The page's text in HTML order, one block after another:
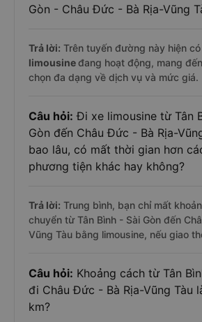
Gòn - Châu Đức - Bà Rịa-Vũng
Trả lời: Trên tuyến đường này hiện có
limousineđang hoạt động, mang
chọn đa dạng về dịch vụ và mức giá.
Câu hỏi: Đi xe limousine từ Tân
Gòn đến Châu Đức - Bà Rịa-
bao lâu, có mất thời gian hơn
phương tiện khác hay không?
Trả lời: Trung bình, bạn chỉ mất
chuyển từ Tân Bình - Sài Gòn đến
Vũng Tàu bằng limousine, nếu giao
Câu hỏi: Khoảng cách từ Tân
đi Châu Đức - Bà Rịa-Vũng Tàu
km?